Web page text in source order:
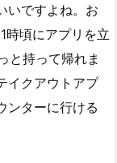
いですよね。お
時頃にアプリを立
と持って帰れま
イクアウトアプ
ンターに行ける